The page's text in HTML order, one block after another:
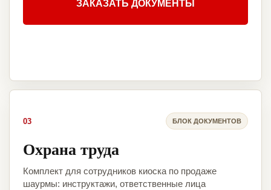
ЗАКАЗАТЬ ДОКУМЕНТЫ
03 БЛОК ДОКУМЕНТОВ
Охрана труда
Комплект для сотрудников киоска по продаже
шаурмы: инструктажи, ответственные лица